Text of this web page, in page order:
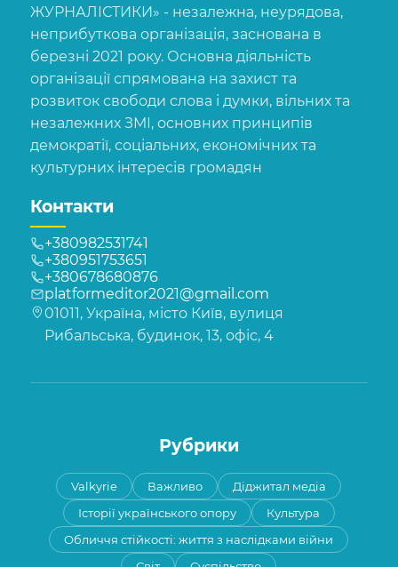
ЖУРНАЛІСТИКИ» - незалежна, неурядова,
неприбуткова організація, заснована в
березні 2021 року. Основна діяльність
організації спрямована на захист та
розвиток свободи слова і думки, вільних та
незалежних ЗМІ, основних принципів
демократії, соціальних, економічних та
культурних інтересів громадян
Контакти
+380982531741
+380951753651
+380678680876
platformeditor2021@gmail.com
01011, Україна, місто Київ, вулиця
Рибальська, будинок, 13, офіс, 4
Рубрики
Valkyrie Важливо
Діджитал медіа
Історії українського опору
Культура
Обличчя стійкості: життя з наслідками війни